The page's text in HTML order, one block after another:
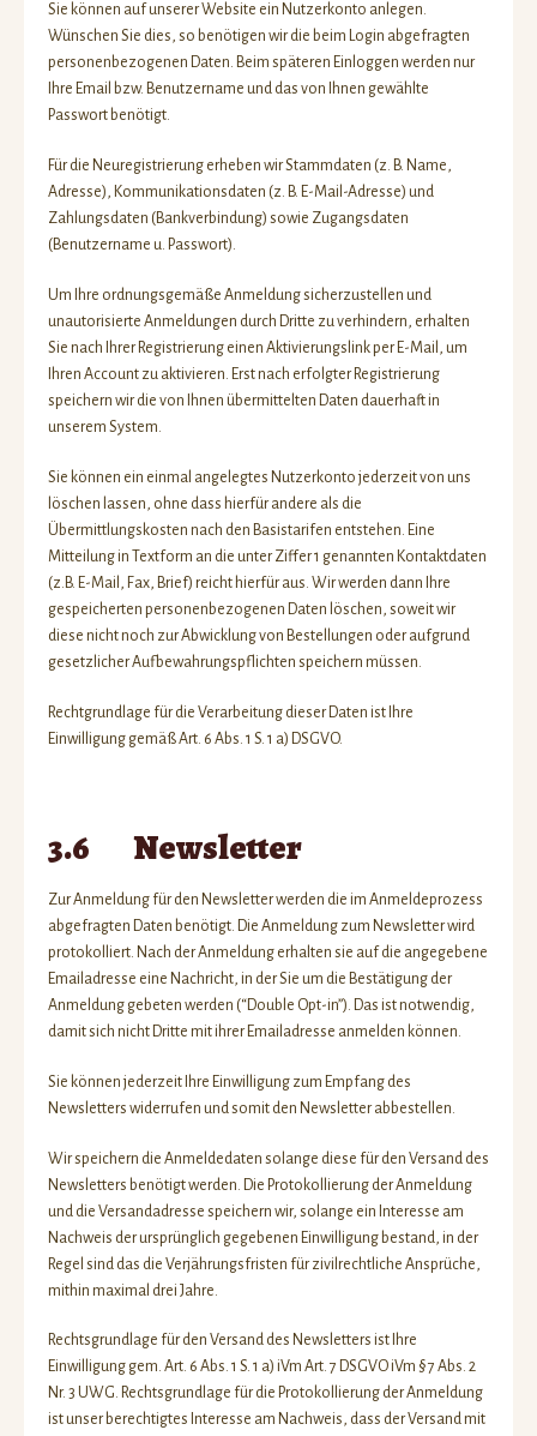
Sie können auf unserer Website ein Nutzerkonto anlegen.
Wünschen Sie dies, so benötigen wir die beim Login abgefragten
personenbezogenen Daten. Beim späteren Einloggen werden nur
Ihre Email bzw. Benutzername und das von Ihnen gewählte
Passwort benötigt.
Für die Neuregistrierung erheben wir Stammdaten (z. B. Name,
Adresse), Kommunikationsdaten (z. B. E-Mail-Adresse) und
Zahlungsdaten (Bankverbindung) sowie Zugangsdaten
(Benutzername u. Passwort).
Um Ihre ordnungsgemäße Anmeldung sicherzustellen und
unautorisierte Anmeldungen durch Dritte zu verhindern, erhalten
Sie nach Ihrer Registrierung einen Aktivierungslink per E-Mail, um
Ihren Account zu aktivieren. Erst nach erfolgter Registrierung
speichern wir die von Ihnen übermittelten Daten dauerhaft in
unserem System.
Sie können ein einmal angelegtes Nutzerkonto jederzeit von uns
löschen lassen, ohne dass hierfür andere als die
Übermittlungskosten nach den Basistarifen entstehen. Eine
Mitteilung in Textform an die unter Ziffer 1 genannten Kontaktdaten
(z.B. E-Mail, Fax, Brief) reicht hierfür aus. Wir werden dann Ihre
gespeicherten personenbezogenen Daten löschen, soweit wir
diese nicht noch zur Abwicklung von Bestellungen oder aufgrund
gesetzlicher Aufbewahrungspflichten speichern müssen.
Rechtgrundlage für die Verarbeitung dieser Daten ist Ihre
Einwilligung gemäß Art. 6 Abs. 1 S. 1 a) DSGVO.
3.6 Newsletter
Zur Anmeldung für den Newsletter werden die im Anmeldeprozess
abgefragten Daten benötigt. Die Anmeldung zum Newsletter wird
protokolliert. Nach der Anmeldung erhalten sie auf die angegebene
Emailadresse eine Nachricht, in der Sie um die Bestätigung der
Anmeldung gebeten werden (“Double Opt-in”). Das ist notwendig,
damit sich nicht Dritte mit ihrer Emailadresse anmelden können.
Sie können jederzeit Ihre Einwilligung zum Empfang des
Newsletters widerrufen und somit den Newsletter abbestellen.
Wir speichern die Anmeldedaten solange diese für den Versand des
Newsletters benötigt werden. Die Protokollierung der Anmeldung
und die Versandadresse speichern wir, solange ein Interesse am
Nachweis der ursprünglich gegebenen Einwilligung bestand, in der
Regel sind das die Verjährungsfristen für zivilrechtliche Ansprüche,
mithin maximal drei Jahre.
Rechtsgrundlage für den Versand des Newsletters ist Ihre
Einwilligung gem. Art. 6 Abs. 1 S. 1 a) iVm Art. 7 DSGVO iVm § 7 Abs. 2
Nr. 3 UWG. Rechtsgrundlage für die Protokollierung der Anmeldung
ist unser berechtigtes Interesse am Nachweis, dass der Versand mit